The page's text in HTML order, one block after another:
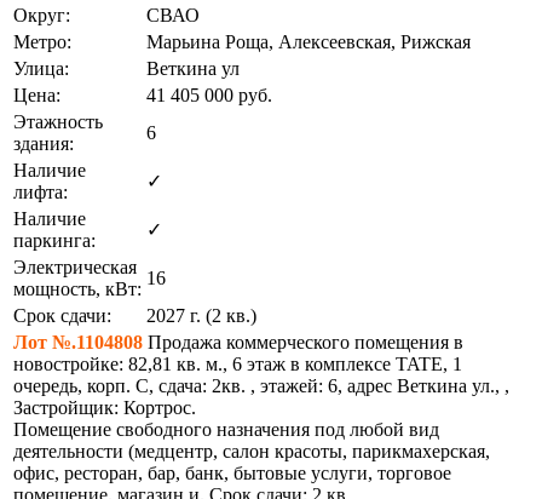
Округ:
СВАО
Метро:
Марьина Роща, Алексеевская, Рижская
Улица:
Веткина ул
Цена:
41 405 000 руб.
Этажность
здания:
6
Наличие
лифта:
✓
Наличие
паркинга:
✓
Электрическая
мощность, кВт:
16
Срок сдачи:
2027 г. (2 кв.)
Лот №.1104808 Продажа коммерческого помещения в
новостройке: 82,81 кв. м., 6 этаж в комплексе TATE, 1
очередь, корп. С, сдача: 2кв. , этажей: 6, адрес Веткина ул., ,
Застройщик: Кортрос.
Помещение свободного назначения под любой вид
деятельности (медцентр, салон красоты, парикмахерская,
офис, ресторан, бар, банк, бытовые услуги, торговое
помещение, магазин и. Срок сдачи: 2 кв